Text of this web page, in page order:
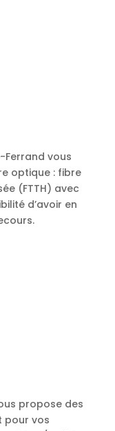
Ferrand vous
optique : fibre
(FTTH) avec
d’avoir en
propose des
pour vos